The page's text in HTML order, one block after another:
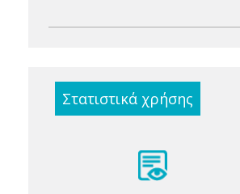
Στατιστικά χρήσης